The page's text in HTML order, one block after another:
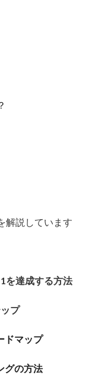
解説しています
を達成する方法
プ
ドマップ
グの方法